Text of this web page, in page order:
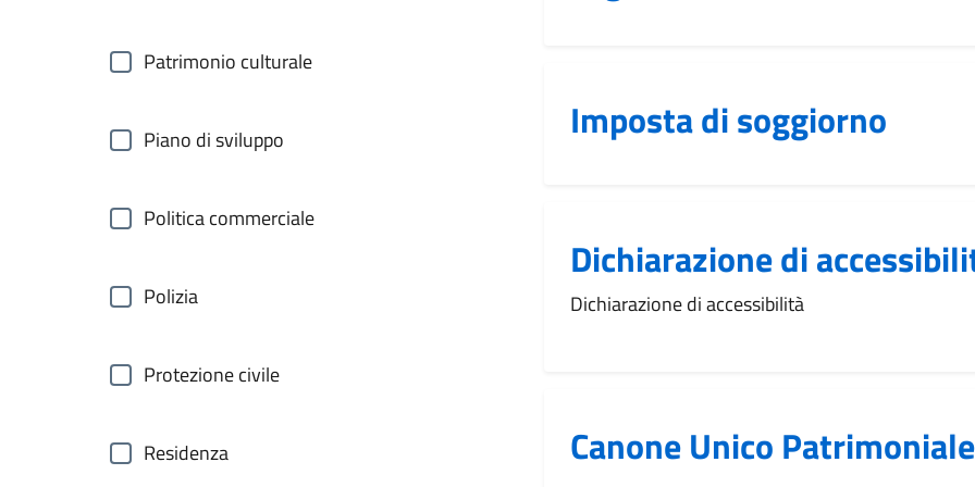
Patrimonio culturale
Piano di sviluppo
Politica commerciale
Polizia
Protezione civile
Residenza
Imposta di soggiorno
Dichiarazione di
Dichiarazione di accessibilità
Canone Unico Patrimoniale